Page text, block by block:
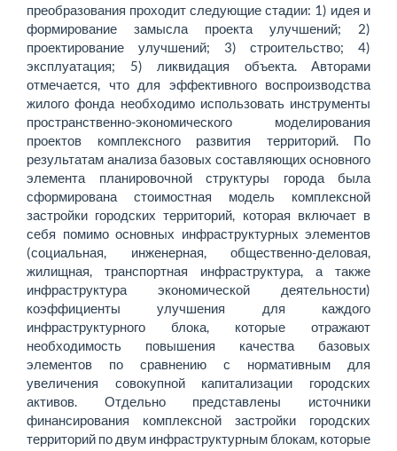
преобразования проходит следующие стадии: 1) идея и
формирование замысла проекта улучшений; 2)
проектирование улучшений; 3) строительство; 4)
эксплуатация; 5) ликвидация объекта. Авторами
отмечается, что для эффективного воспроизводства
жилого фонда необходимо использовать инструменты
пространственно-экономического моделирования
проектов комплексного развития территорий. По
результатам анализа базовых составляющих основного
элемента планировочной структуры города была
сформирована стоимостная модель комплексной
застройки городских территорий, которая включает в
себя помимо основных инфраструктурных элементов
(социальная, инженерная, общественно-деловая,
жилищная, транспортная инфраструктура, а также
инфраструктура экономической деятельности)
коэффициенты улучшения для каждого
инфраструктурного блока, которые отражают
необходимость повышения качества базовых
элементов по сравнению с нормативным для
увеличения совокупной капитализации городских
активов. Отдельно представлены источники
финансирования комплексной застройки городских
территорий по двум инфраструктурным блокам, которые